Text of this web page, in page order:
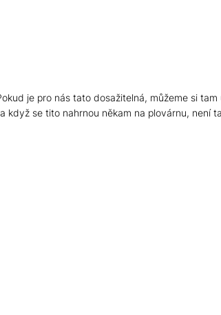
je pro nás tato dosažitelná, můžeme si
se tito nahrnou někam na plovárnu, není